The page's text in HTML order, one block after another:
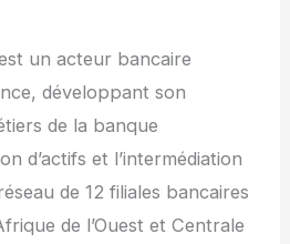
un acteur bancaire
développant son
de la banque
d’actifs et l’intermédiation
de 12 filiales bancaires
de l’Ouest et Centrale